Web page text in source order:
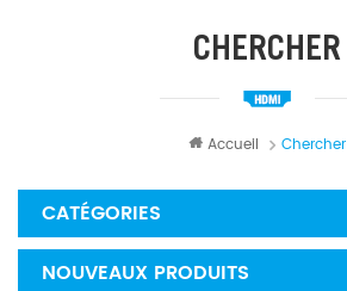
CHERCHER
Accueil Chercher
CATÉGORIES
NOUVEAUX PRODUITS